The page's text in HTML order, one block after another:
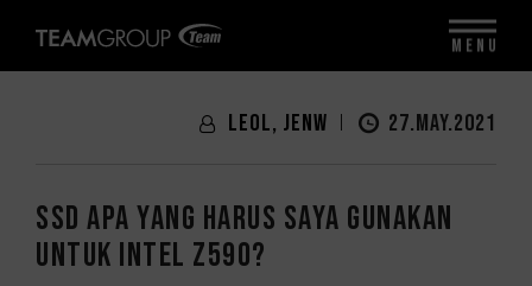
LeoL, JenW 27.MAY.2021
SSD Apa yang Harus Saya Gunakan
untuk Intel Z590?
MENU